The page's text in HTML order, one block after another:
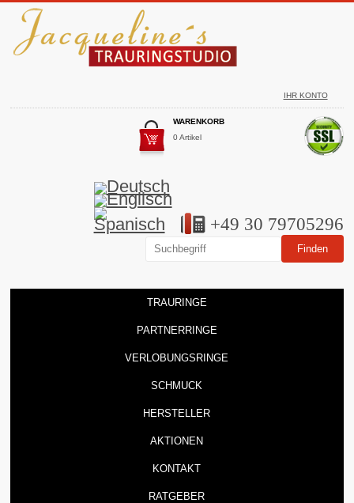
IHR KONTO
WARENKORB
0 Artikel
+49 30 79705296
TRAURINGE
PARTNERRINGE
VERLOBUNGSRINGE
SCHMUCK
HERSTELLER
AKTIONEN
KONTAKT
RATGEBER